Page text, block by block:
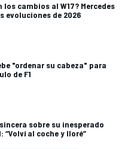
cambios al W17? Mercedes
evoluciones de 2026
"ordenar su cabeza" para
de F1
sobre su inesperado
“Volví al coche y lloré”